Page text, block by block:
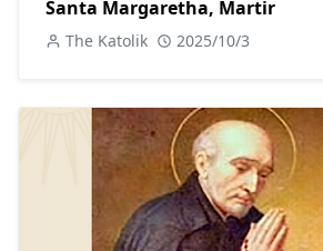
Santa Margaretha, Martir
The Katolik 2025/10/3